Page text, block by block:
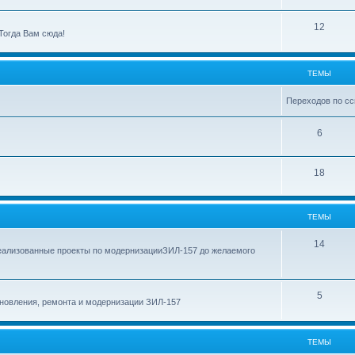
Вам сюда!
12
ы
ТЕМЫ
Переходов по
6Т
м
ы
18
м
ТЕМЫ
проекты по модернизацииЗИЛ-157 до желаемого
14Т
м
ремонта и модернизации ЗИЛ-157
5Т
ТЕМЫ